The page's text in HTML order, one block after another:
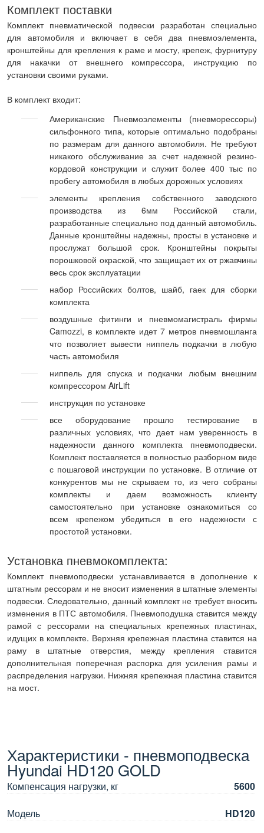
Комплект поставки
Комплект пневматической подвески разработан специально
для автомобиля и включает в себя два пневмоэлемента,
кронштейны для крепления к раме и мосту, крепеж, фурнитуру
для накачки от внешнего компрессора, инструкцию по
установки своими руками.
В комплект входит:
Американские Пневмоэлементы (пневморессоры)
сильфонного типа, которые оптимально подобраны
по размерам для данного автомобиля. Не требуют
никакого обслуживание за счет надежной резино-
кордовой конструкции и служит более 400 тыс по
пробегу автомобиля в любых дорожных условиях
элементы крепления собственного заводского
производства из 6мм Российской стали,
разработанные специально под данный автомобиль.
Данные кронштейны надежны, просты в установке и
прослужат большой срок. Кронштейны покрыты
порошковой окраской, что защищает их от ржавчины
весь срок эксплуатации
набор Российских болтов, шайб, гаек для сборки
комплекта
воздушные фитинги и пневмомагистраль фирмы
Camozzi, в комплекте идет 7 метров пневмошланга
что позволяет вывести ниппель подкачки в любую
часть автомобиля
ниппель для спуска и подкачки любым внешним
компрессором AirLift
инструкция по установке
все оборудование прошло тестирование в
различных условиях, что дает нам уверенность в
надежности данного комплекта пневмоподвески.
Комплект поставляется в полностью разборном виде
с пошаговой инструкции по установке. В отличие от
конкурентов мы не скрываем то, из чего собраны
комплекты и даем возможность клиенту
самостоятельно при установке ознакомиться со
всем крепежом убедиться в его надежности с
простотой установки.
Установка пневмокомплекта:
Комплект пневмоподвески устанавливается в дополнение к
штатным рессорам и не вносит изменения в штатные элементы
подвески. Следовательно, данный комплект не требует вносить
изменения в ПТС автомобиля. Пневмоподушка ставится между
рамой с рессорами на специальных крепежных пластинах,
идущих в комплекте. Верхняя крепежная пластина ставится на
раму в штатные отверстия, между крепления ставится
дополнительная поперечная распорка для усиления рамы и
распределения нагрузки. Нижняя крепежная пластина ставится
на мост.
Характеристики - пневмоподвеска
Hyundai HD120 GOLD
Компенсация нагрузки, кг
5600
Модель
HD120